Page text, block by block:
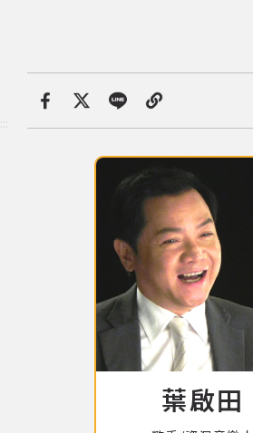
區
首頁 音樂人口述歷史
:::
葉啟田
首頁
音樂資料庫
音樂人口述歷史
數位典藏
專文專區